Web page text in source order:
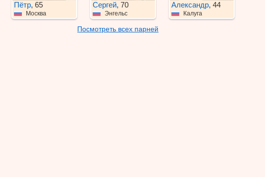
Пëтр, 65
Москва
Сергей, 70
Энгельс
Александр, 44
Калуга
Посмотреть всех парней